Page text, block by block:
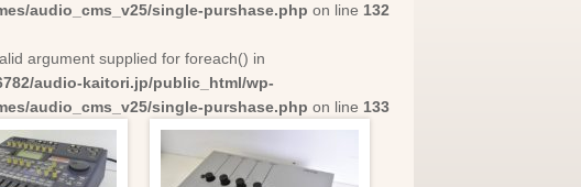
audio_cms_v25/single-purshase.php on line 132
argument supplied for foreach() in
audio-kaitori.jp/public_html/wp-
audio_cms_v25/single-purshase.php on line 133